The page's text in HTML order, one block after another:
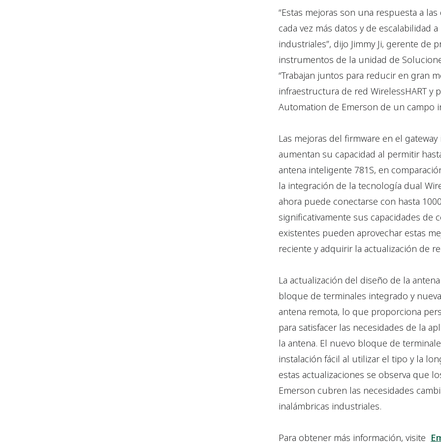
“Estas mejoras son una respuesta a
cada vez más datos y de escalabilidad
industriales”, dijo Jimmy Ji, gerente de
instrumentos de la unidad de
“Trabajan juntos para reducir en gran
infraestructura de red WirelessHART y
Automation de Emerson de un campo
Las mejoras del firmware en el
aumentan su capacidad al permitir
antena inteligente 781S, en
la integración de la tecnología dual
ahora puede conectarse con hasta
significativamente sus capacidades de
existentes pueden aprovechar estas
reciente y adquirir la actualización de
La actualización del diseño de la
bloque de terminales integrado y
antena remota, lo que proporciona
para satisfacer las necesidades de la
la antena. El nuevo bloque de
instalación fácil al utilizar el tipo y la
estas actualizaciones se observa que
Emerson cubren las necesidades
inalámbricas industriales.
Para obtener más información, visite